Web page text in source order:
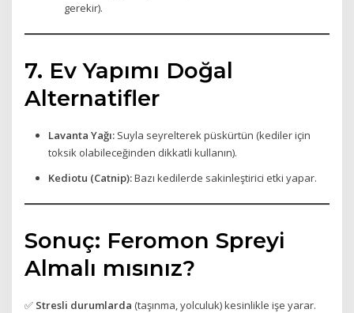
gerekir).
7. Ev Yapımı Doğal
Alternatifler
Lavanta Yağı:Suyla seyrelterek püskürtün (kediler için
toksik olabileceğinden dikkatli kullanın).
Kediotu (Catnip):Bazı kedilerde sakinleştirici etki yapar.
Sonuç: Feromon Spreyi
Almalı mısınız?
✅ Stresli durumlarda (taşınma, yolculuk) kesinlikle işe yarar.